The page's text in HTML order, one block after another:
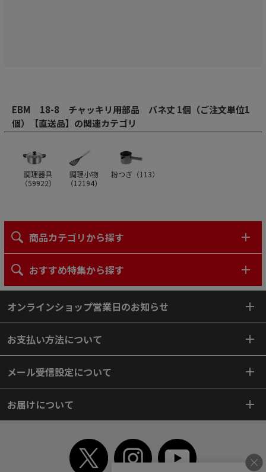
EBM 18-8 チャッキリ用部品 バネ丈 1個（ご注文単位1
個）【直送品】の関連カテゴリ
調理器具
（59922）
調理小物
（12194）
粉つぎ（113）
商品カテゴリから探す
おすすめ特集から探す
オンラインショップ営業日のお知らせ
お支払い方法について
メール受信設定について
お届けについて